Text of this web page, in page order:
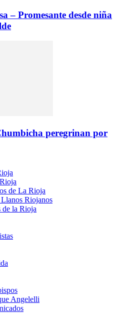
– Promesante desde niña
peregrinan por
de La Rioja
Riojanos
la Rioja
Angelelli